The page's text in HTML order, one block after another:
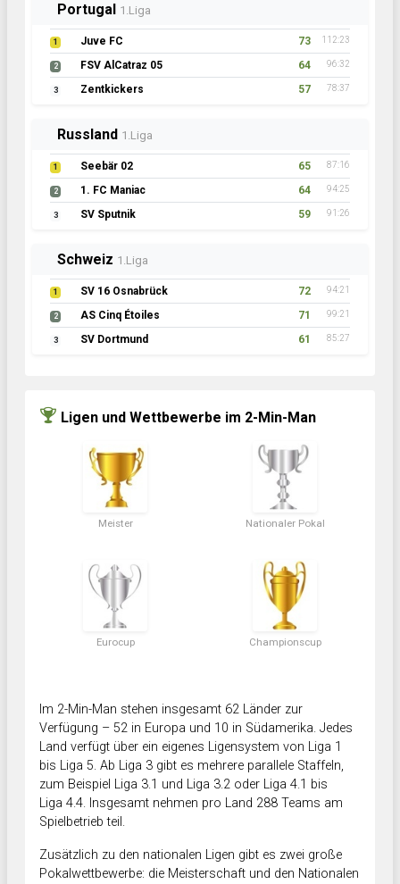
Portugal 1.Liga
1 Juve FC 73 112:23
2 FSV AlCatraz 05 64 96:32
3 Zentkickers 57 78:37
Russland 1.Liga
1 Seebär 02 65 87:16
2 1. FC Maniac 64 94:25
3 SV Sputnik 59 91:26
Schweiz 1.Liga
1 SV 16 Osnabrück 72 94:21
2 AS Cinq Étoiles 71 99:21
3 SV Dortmund 61 85:27
Ligen und Wettbewerbe im 2-Min-Man
Meister Nationaler Pokal
Eurocup Championscup
Im 2-Min-Man stehen insgesamt 62 Länder zur
Verfügung – 52 in Europa und 10 in Südamerika. Jedes
Land verfügt über ein eigenes Ligensystem von Liga 1
bis Liga 5. Ab Liga 3 gibt es mehrere parallele Staffeln,
zum Beispiel Liga 3.1 und Liga 3.2 oder Liga 4.1 bis
Liga 4.4. Insgesamt nehmen pro Land 288 Teams am
Spielbetrieb teil.
Zusätzlich zu den nationalen Ligen gibt es zwei große
Pokalwettbewerbe: die Meisterschaft und den Nationalen